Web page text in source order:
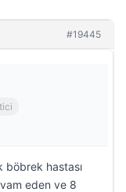
#19445
böbrek hastası
eden ve 8